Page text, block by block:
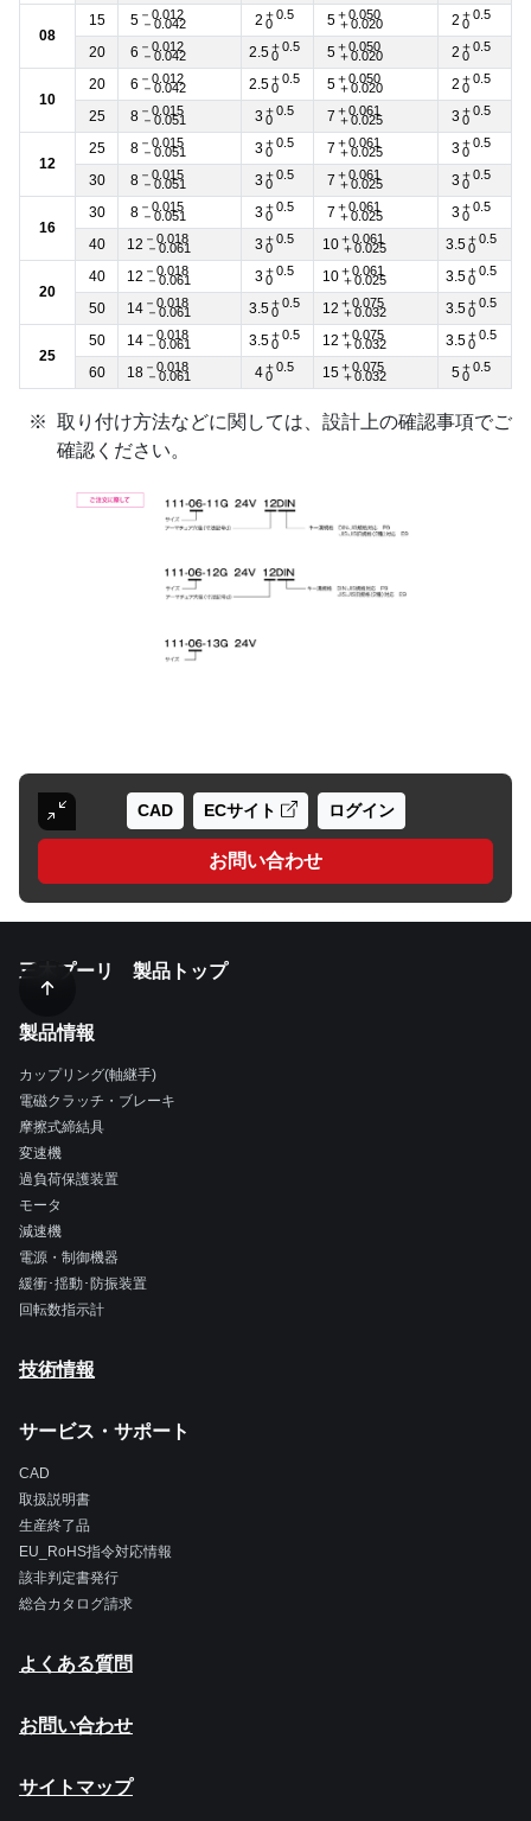
08
15 5 －0.012
－0.042 2 ＋0.5
0 5 ＋0.050
＋0.020 2 ＋0.5
0
20 6 －0.012
－0.042 2.5 ＋0.5
0 5 ＋0.050
＋0.020 2 ＋0.5
0
10
20 6 －0.012
－0.042 2.5 ＋0.5
0 5 ＋0.050
＋0.020 2 ＋0.5
0
25 8 －0.015
－0.051 3 ＋0.5
0 7 ＋0.061
＋0.025 3 ＋0.5
0
12
25 8 －0.015
－0.051 3 ＋0.5
0 7 ＋0.061
＋0.025 3＋0.5
0
30 8 －0.015
－0.051 3 ＋0.5
0 7 ＋0.061
＋0.025 3 ＋0.5
0
16
30 8 －0.015
－0.051 3 ＋0.5
0 7 ＋0.061
＋0.025 3＋0.5
0
40 12 －0.018
－0.061 3 ＋0.5
0 10＋0.061
＋0.025 3.5＋0.5
0
20
40 12 －0.018
－0.061 3 ＋0.5
0 10＋0.061
＋0.025 3.5＋0.5
0
50 14 －0.018
－0.061 3.5 ＋0.5
0 12 ＋0.075
＋0.032 3.5＋0.5
0
25
50 14 －0.018
－0.061 3.5 ＋0.5
0 12 ＋0.075
＋0.032 3.5＋0.5
0
60 18 －0.018
－0.061 4 ＋0.5
0 15＋0.075
＋0.032 5＋0.5
0
取り付け方法などに関しては、設計上の確認事項でご
確認ください。
CAD ECサイト ログイン
お問い合わせ
三木プーリ 製品トップ
製品情報
カップリング(軸継手)
電磁クラッチ・ブレーキ
摩擦式締結具
変速機
過負荷保護装置
モータ
減速機
電源・制御機器
緩衝･揺動･防振装置
回転数指示計
技術情報
サービス・サポート
CAD
取扱説明書
生産終了品
EU_RoHS指令対応情報
該非判定書発行
総合カタログ請求
よくある質問
お問い合わせ
サイトマップ